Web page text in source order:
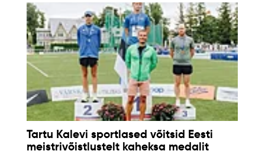
Tartu Kalevi sportlased võitsid Eesti
meistrivõistlustelt kaheksa medalit